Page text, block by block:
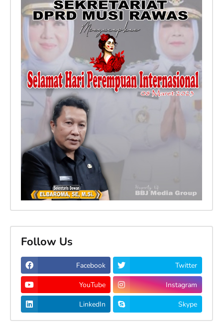
Follow Us
Facebook Twitter
YouTube Instagram
LinkedIn Skype